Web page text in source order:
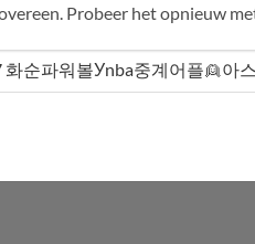
Probeer het opnieuw